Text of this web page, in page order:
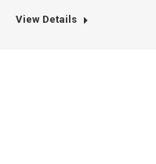
View Details